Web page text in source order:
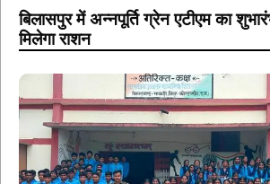
बिलासपुर में अन्नपूर्ति ग्रेन एटीएम का
मिलेगा राशन